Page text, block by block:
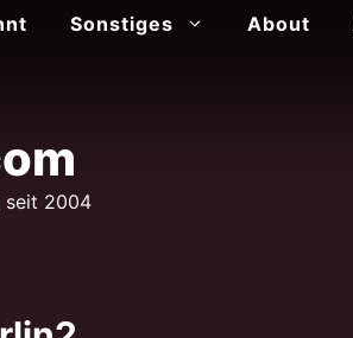
Sonstiges About
seit 2004